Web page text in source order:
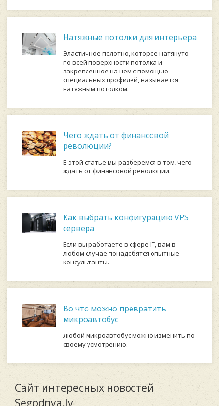
Натяжные потолки для интерьера
Эластичное полотно, которое натянуто
по всей поверхности потолка и
закрепленное на нем с помощью
специальных профилей, называется
натяжным потолком.
Чего ждать от финансовой
революции?
В этой статье мы разберемся в том, чего
ждать от финансовой революции.
Как выбрать конфигурацию VPS
сервера
Если вы работаете в сфере IT, вам в
любом случае понадобятся опытные
консультанты.
Во что можно превратить
микроавтобус
Любой микроавтобус можно изменить по
своему усмотрению.
Сайт интересных новостей
Segodnya.lv